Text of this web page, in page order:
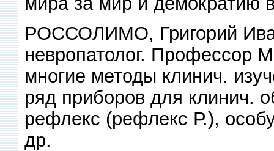
РОССОЛИМО, Григорий
невропатолог. Профессор
многие методы клинич.
ряд приборов для клинич.
рефлекс (рефлекс Р.),
др.